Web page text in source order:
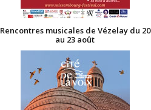
Rencontres musicales de Vézelay du 20
au 23 août